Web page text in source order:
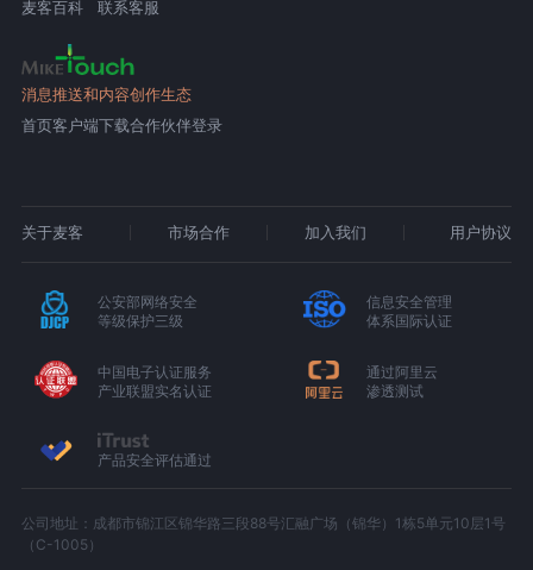
麦客百科
联系客服
消息推送和内容创作生态
首页客户端下载合作伙伴登录
关于麦客 市场合作 加入我们 用户协议
公安部网络安全
等级保护三级
信息安全管理
体系国际认证
中国电子认证服务
产业联盟实名认证
通过阿里云
渗透测试
产品安全评估通过
公司地址：成都市锦江区锦华路三段88号汇融广场（锦华）1栋5单元10层1号
（C-1005）